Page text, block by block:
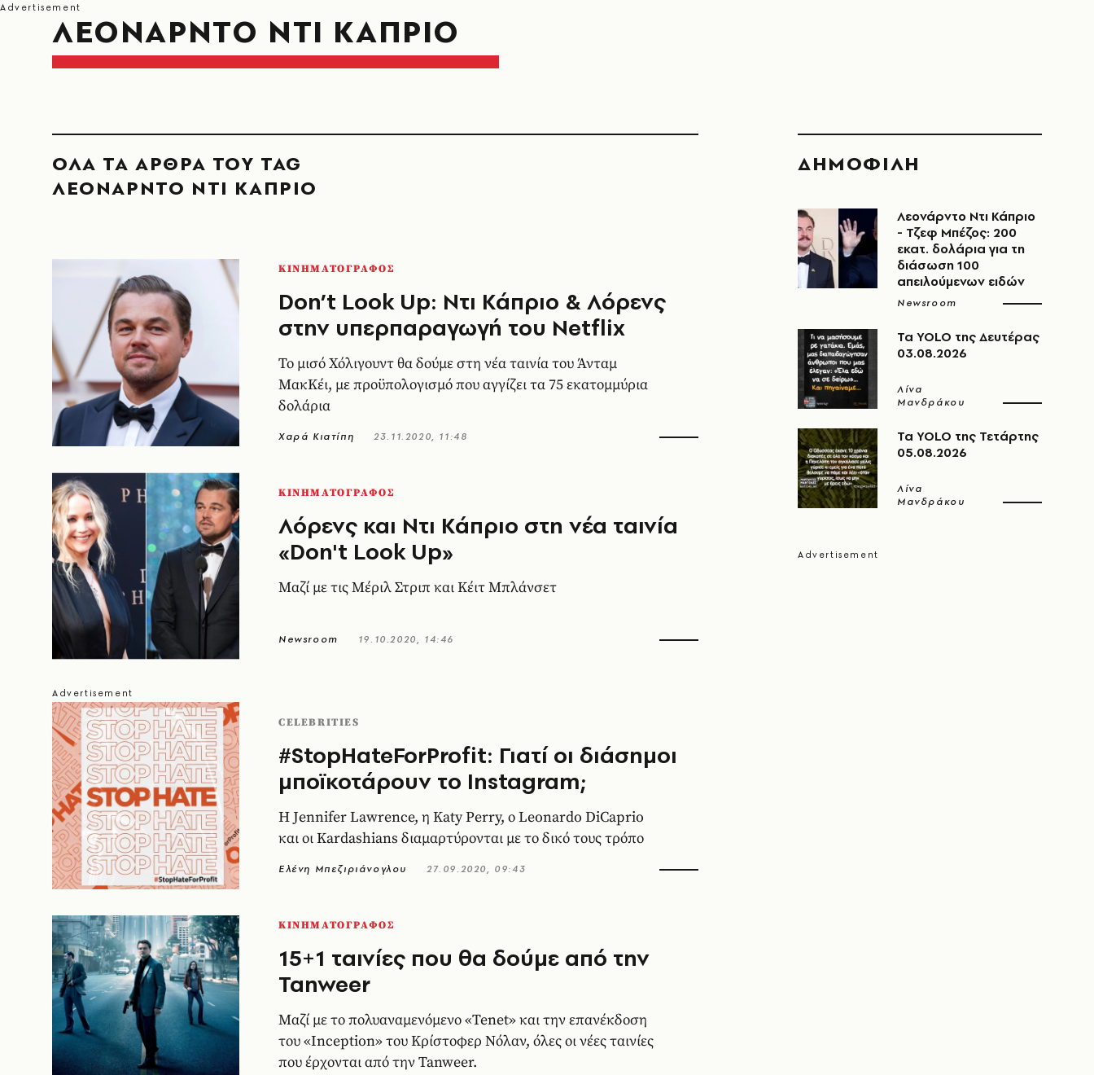
ΛΕΟΝΑΡΝΤΟ ΝΤΙ ΚΑΠΡΙΟ
ΟΛΑ ΤΑ ΑΡΘΡΑ ΤΟΥ TAG
ΛΕΟΝΑΡΝΤΟ ΝΤΙ ΚΑΠΡΙΟ
ΚΙΝΗΜΑΤΟΓΡΑΦΟΣ
Don’t Look Up: Ντι Κάπριο & Λόρενς
στην υπερπαραγωγή του Netflix
Το μισό Χόλιγουντ θα δούμε στη νέα ταινία του Άνταμ
ΜακΚέι, με προϋπολογισμό που αγγίζει τα 75 εκατομμύρια
δολάρια
Χαρά Κιατίπη 23.11.2020, 11:48
ΚΙΝΗΜΑΤΟΓΡΑΦΟΣ
Λόρενς και Ντι Κάπριο στη νέα ταινία
«Don't Look Up»
Μαζί με τις Μέριλ Στριπ και Κέιτ Μπλάνσετ
Newsroom 19.10.2020, 14:46
CELEBRITIES
#StopHateForProfit: Γιατί οι διάσημοι
μποϊκοτάρουν το Instagram;
Η Jennifer Lawrence, η Katy Perry, ο Leonardo DiCaprio
και οι Kardashians διαμαρτύρονται με το δικό τους τρόπο
Ελένη Μπεζιριάνογλου 27.09.2020, 09:43
ΚΙΝΗΜΑΤΟΓΡΑΦΟΣ
15+1 ταινίες που θα δούμε από την
Tanweer
Μαζί με το πολυαναμενόμενο «Tenet» και την επανέκδοση
του «Inception» του Κρίστοφερ Νόλαν, όλες οι νέες ταινίες
που έρχονται από την Tanweer.
ΔΗΜΟΦΙΛΗ
Λεονάρντο Ντι Κάπριο
- Τζεφ Μπέζος: 200
εκατ. δολάρια για τη
διάσωση 100
απειλούμενων ειδών
Newsroom
Τα YOLO της Δευτέρας
03.08.2026
Λίνα
Μανδράκου
Τα YOLO της Τετάρτης
05.08.2026
Λίνα
Μανδράκου